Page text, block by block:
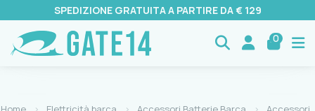
SPEDIZIONE GRATUITA A PARTIRE DA € 129
0